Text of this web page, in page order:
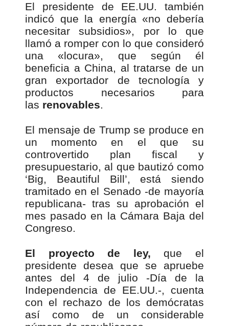
El presidente de EE.UU. también
indicó que la energía «no debería
necesitar subsidios», por lo que
llamó a romper con lo que consideró
una «locura», que según él
beneficia a China, al tratarse de un
gran exportador de tecnología y
productos necesarios para
las renovables.
El mensaje de Trump se produce en
un momento en el que su
controvertido plan fiscal y
presupuestario, al que bautizó como
‘Big, Beautiful Bill’, está siendo
tramitado en el Senado -de mayoría
republicana- tras su aprobación el
mes pasado en la Cámara Baja del
Congreso.
El proyecto de ley, que el
presidente desea que se apruebe
antes del 4 de julio -Día de la
Independencia de EE.UU.-, cuenta
con el rechazo de los demócratas
así como de un considerable